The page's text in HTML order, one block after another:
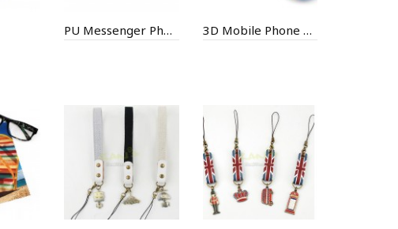
PU Messenger Phone Bag 3D Mobile Phone Screen Cleaning